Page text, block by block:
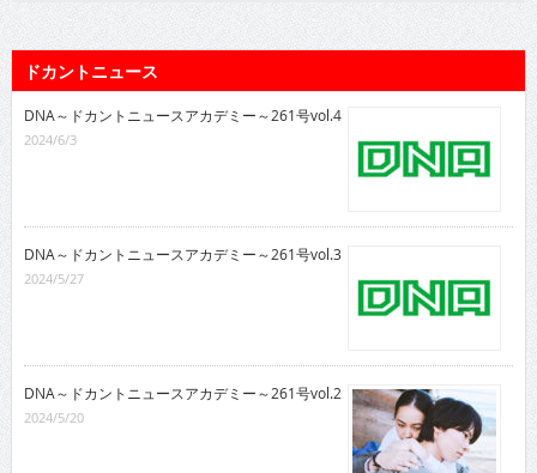
ドカントニュース
DNA～ドカントニュースアカデミー～261号vol.4
2024/6/3
DNA～ドカントニュースアカデミー～261号vol.3
2024/5/27
DNA～ドカントニュースアカデミー～261号vol.2
2024/5/20